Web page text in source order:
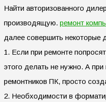
Найти авторизованного
производящую. ремонт
далее совершить некоторые
1. Если при ремонте
этого делать не нужно. А
ремонтников ПК, просто
2. Необходимости в